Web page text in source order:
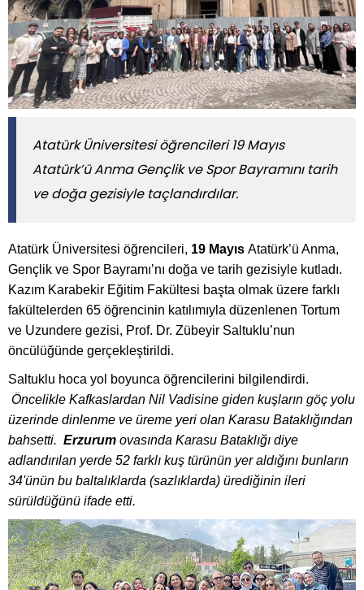
Atatürk Üniversitesi öğrencileri 19 Mayıs
Atatürk’ü Anma Gençlik ve Spor Bayramını tarih
ve doğa gezisiyle taçlandırdılar.
Atatürk Üniversitesi öğrencileri, 19 Mayıs Atatürk’ü Anma,
Gençlik ve Spor Bayramı’nı doğa ve tarih gezisiyle kutladı.
Kazım Karabekir Eğitim Fakültesi başta olmak üzere farklı
fakültelerden 65 öğrencinin katılımıyla düzenlenen Tortum
ve Uzundere gezisi, Prof. Dr. Zübeyir Saltuklu’nun
öncülüğünde gerçekleştirildi.
Saltuklu hoca yol boyunca öğrencilerini bilgilendirdi.
Öncelikle Kafkaslardan Nil Vadisine giden kuşların göç yolu
üzerinde dinlenme ve üreme yeri olan Karasu Bataklığından
bahsetti. Erzurum ovasında Karasu Bataklığı diye
adlandırılan yerde 52 farklı kuş türünün yer aldığını bunların
34'ünün bu baltalıklarda (sazlıklarda) ürediğinin ileri
sürüldüğünü ifade etti.